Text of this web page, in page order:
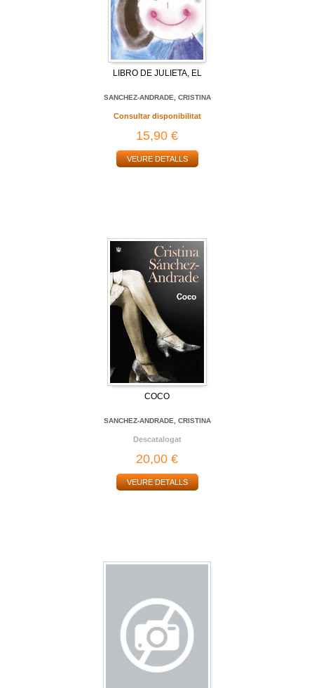
LIBRO DE JULIETA, EL
SANCHEZ-ANDRADE, CRISTINA
Consultar disponibilitat
15,90 €
VEURE DETALLS
COCO
SANCHEZ-ANDRADE, CRISTINA
Descatalogat
20,00 €
VEURE DETALLS